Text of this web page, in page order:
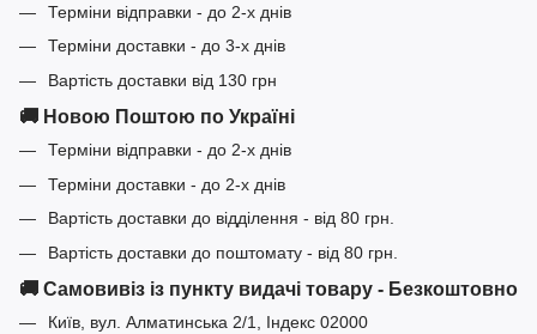
Терміни відправки - до 2-х днів
Терміни доставки - до 3-х днів
Вартість доставки від 130 грн
🚚 Новою Поштою по Україні
Терміни відправки - до 2-х днів
Терміни доставки - до 2-х днів
Вартість доставки до відділення - від 80 грн.
Вартість доставки до поштомату - від 80 грн.
🚚 Самовивіз із пункту видачі товару - Безкоштовно
Київ, вул. Алматинська 2/1, Індекс 02000